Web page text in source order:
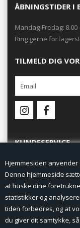
Denne hjemmeside
at huske dine
statistikker og
tiden forbedres, og at
du giver dit samtykke,
ÅBNINGSTIDER I
Mandag-Fredag: 8.00
Ring gerne for
TILMELD DIG
KUNDESERVICE
Forside
Min Konto
Nyheder